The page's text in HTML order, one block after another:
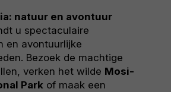
natuur en avontuur
u spectaculaire
en avontuurlijke
Bezoek de machtige
verken het wilde Mosi-
Park of maak een